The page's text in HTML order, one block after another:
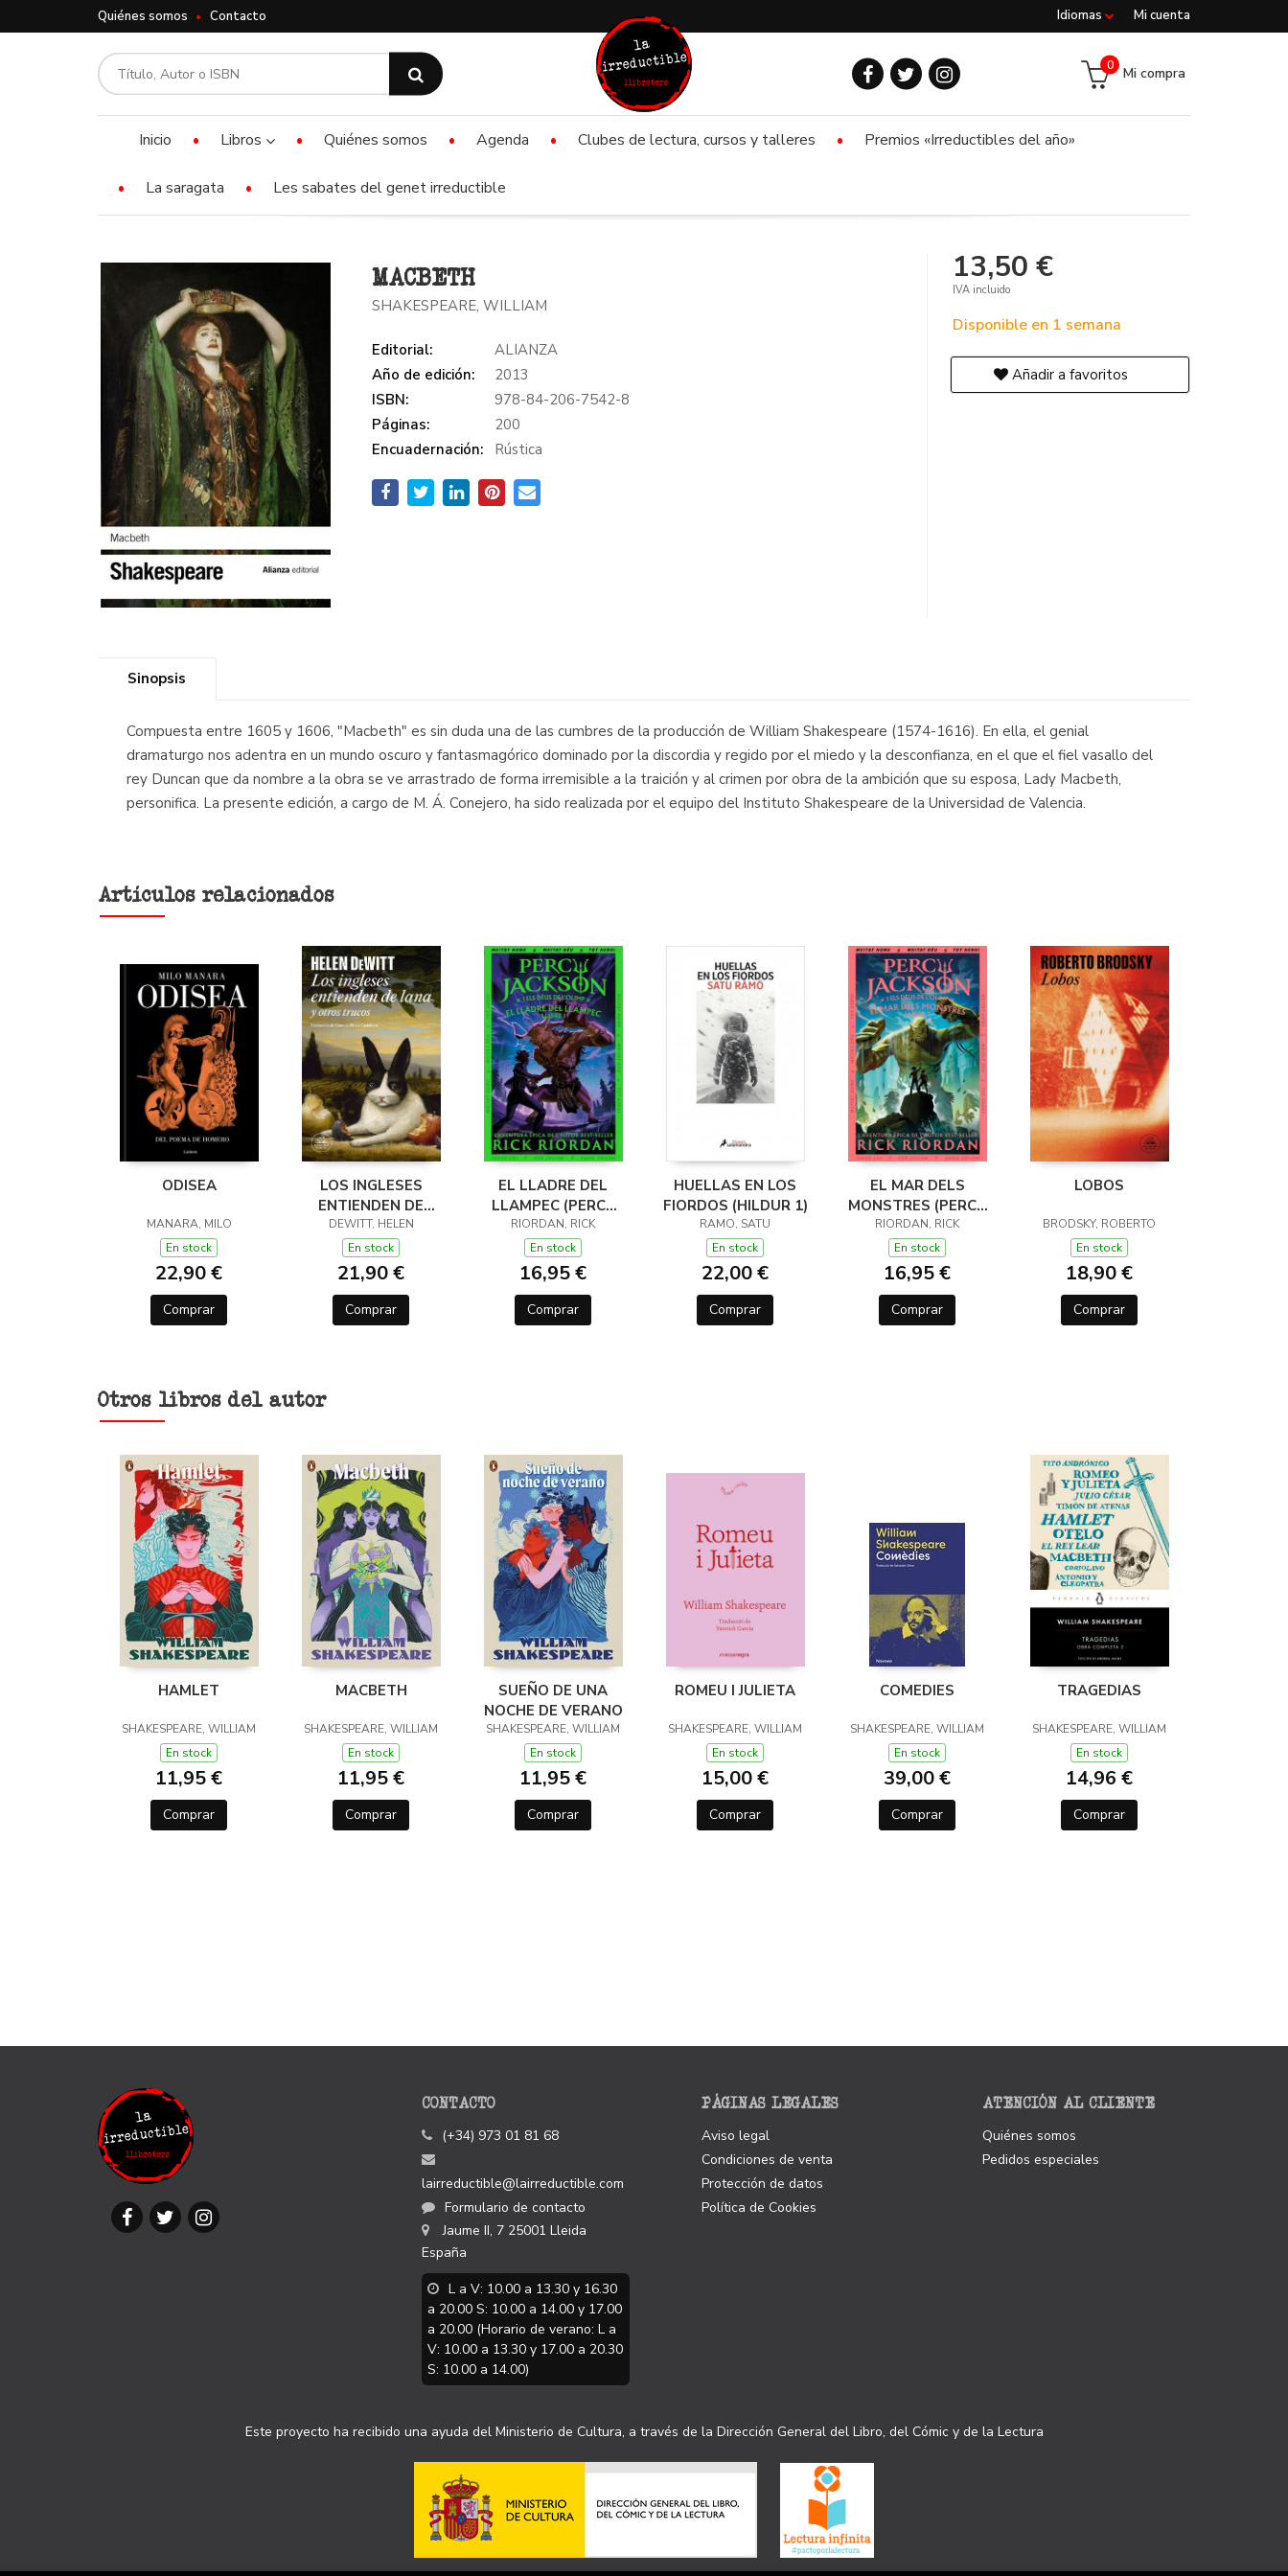
Mi cuenta
Idiomas
Quiénes somos Contacto
Mi compra
0
Inicio Libros Quiénes somos Agenda Clubes de lectura, cursos y talleres Premios «Irreductibles del año»
La saragata Les sabates del genet irreductible
MACBETH
SHAKESPEARE, WILLIAM
Editorial:
ALIANZA
Año de edición:
2013
ISBN:
978-84-206-7542-8
Páginas:
200
Encuadernación:
Rústica
13,50 €
IVA incluido
Disponible en 1 semana
Añadir a favoritos
Sinopsis
Compuesta entre 1605 y 1606, "Macbeth" es sin duda una de las cumbres de la producción de William Shakespeare (1574-1616). En ella, el genial
dramaturgo nos adentra en un mundo oscuro y fantasmagórico dominado por la discordia y regido por el miedo y la desconfianza, en el que el fiel vasallo del
rey Duncan que da nombre a la obra se ve arrastrado de forma irremisible a la traición y al crimen por obra de la ambición que su esposa, Lady Macbeth,
personifica. La presente edición, a cargo de M. Á. Conejero, ha sido realizada por el equipo del Instituto Shakespeare de la Universidad de Valencia.
Artículos relacionados
ODISEA
MANARA, MILO
En stock
22,90 €
Comprar
LOS INGLESES
ENTIENDEN DE
LANA (Y OTROS
TRUCOS)
DEWITT, HELEN
En stock
21,90 €
Comprar
EL LLADRE DEL
LLAMPEC (PERCY
JACKSON I ELS
DÉUS DE L'OLIMP 1)
RIORDAN, RICK
En stock
16,95 €
Comprar
HUELLAS EN LOS
FIORDOS (HILDUR 1)
RAMO, SATU
En stock
22,00 €
Comprar
EL MAR DELS
MONSTRES (PERCY
JACKSON I ELS
DÉUS DE L'OLIMP 2)
RIORDAN, RICK
En stock
16,95 €
Comprar
LOBOS
BRODSKY, ROBERTO
En stock
18,90 €
Comprar
Otros libros del autor
HAMLET
SHAKESPEARE, WILLIAM
En stock
11,95 €
Comprar
MACBETH
SHAKESPEARE, WILLIAM
En stock
11,95 €
Comprar
SUEÑO DE UNA
NOCHE DE VERANO
SHAKESPEARE, WILLIAM
En stock
11,95 €
Comprar
ROMEU I JULIETA
SHAKESPEARE, WILLIAM
En stock
15,00 €
Comprar
COMEDIES
SHAKESPEARE, WILLIAM
En stock
39,00 €
Comprar
TRAGEDIAS
SHAKESPEARE, WILLIAM
En stock
14,96 €
Comprar
CONTACTO
(+34) 973 01 81 68
lairreductible@lairreductible.com
Formulario de contacto
Jaume II, 7 25001 Lleida
España
L a V: 10.00 a 13.30 y 16.30
a 20.00 S: 10.00 a 14.00 y 17.00
a 20.00 (Horario de verano: L a
V: 10.00 a 13.30 y 17.00 a 20.30
S: 10.00 a 14.00)
PÁGINAS LEGALES
Aviso legal
Condiciones de venta
Protección de datos
Política de Cookies
ATENCIÓN AL CLIENTE
Quiénes somos
Pedidos especiales
Este proyecto ha recibido una ayuda del Ministerio de Cultura, a través de la Dirección General del Libro, del Cómic y de la Lectura